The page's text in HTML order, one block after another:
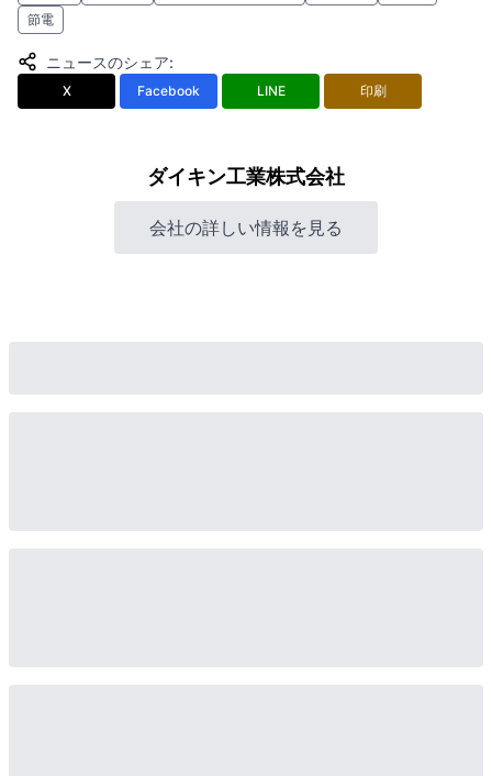
節電
ニュースのシェア:
X Facebook LINE 印刷
ダイキン工業株式会社
会社の詳しい情報を見る